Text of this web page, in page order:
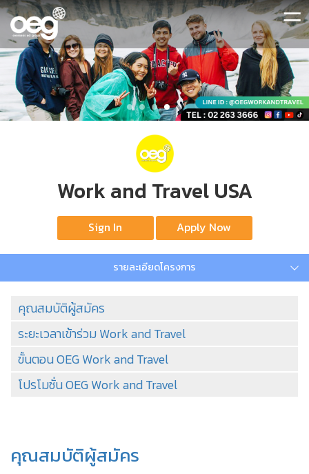
=
Work and Travel USA
Sign In Apply Now
รายละเอียดโครงการ
คุณสมบัติผู้สมัคร
ระยะเวลาเข้าร่วม Work and Travel
ขั้นตอน OEG Work and Travel
โปรโมชั่น OEG Work and Travel
คุณสมบัติผู้สมัคร